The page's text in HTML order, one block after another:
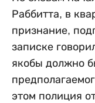
Раббитта, в
признание,
записке
якобы должно
этом полиция